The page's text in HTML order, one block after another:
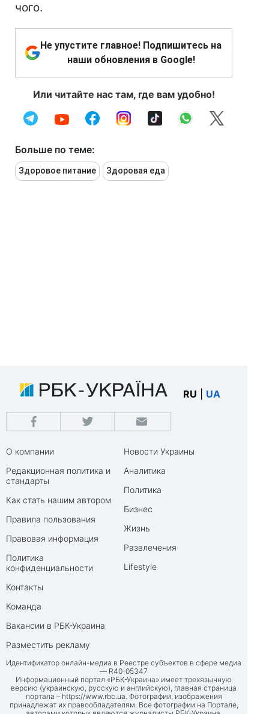
чого.
Не упустите главное! Подпишитесь на
наши обновления в Google!
Или читайте нас там, где вам удобно!
Больше по теме:
Здоровое питание Здоровая еда
RU UA
О компании
Редакционная политика и
стандарты
Как стать нашим автором
Правила пользования
Правовая информация
Политика
конфиденциальности
Контакты
Команда
Вакансии в РБК-Украина
Разместить рекламу
Новости Украины
Аналитика
Политика
Бизнес
Жизнь
Развлечения
Lifestyle
Идентификатор онлайн-медиа в Реестре субъектов в сфере медиа
— R40-05347
Информационный портал «РБК-Украина» имеет трехязычную
версию (украинскую, русскую и английскую), главная страница
портала – https://www.rbc.ua. Фотографии, изображения
принадлежат их правообладателям. Все фотографии на Портале,